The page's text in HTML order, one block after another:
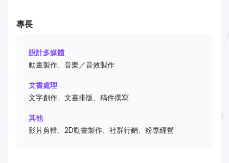
專長
設計多媒體
動畫製作、音樂／音效製作
文書處理
文字創作、文書排版、稿件撰寫
其他
影片剪輯、2D動畫製作、社群行銷、粉專經營